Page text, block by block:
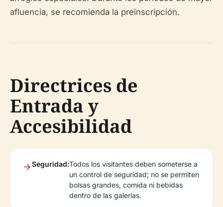
afluencia, se recomienda la preinscripción.
Directrices de
Entrada y
Accesibilidad
Seguridad:Todos los visitantes deben someterse a
un control de seguridad; no se permiten
bolsas grandes, comida ni bebidas
dentro de las galerías.